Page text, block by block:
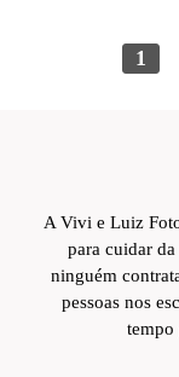
1
A Vivi e Luiz
para cuidar
ninguém
pessoas nos
tempo